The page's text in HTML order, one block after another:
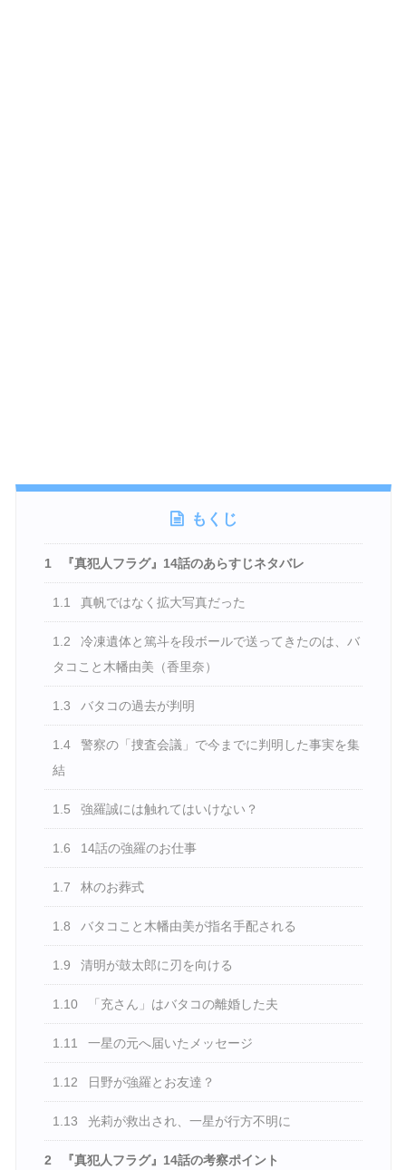
もくじ
1 『真犯人フラグ』14話のあらすじネタバレ
1.1 真帆ではなく拡大写真だった
1.2
冷凍遺体と篤斗を段ボールで送ってきたのは、バ
タコこと木幡由美（香里奈）
1.3 バタコの過去が判明
1.4
警察の「捜査会議」で今までに判明した事実を集
結
1.5 強羅誠には触れてはいけない？
1.6 14話の強羅のお仕事
1.7 林のお葬式
1.8 バタコこと木幡由美が指名手配される
1.9 清明が鼓太郎に刃を向ける
1.10 「充さん」はバタコの離婚した夫
1.11 一星の元へ届いたメッセージ
1.12 日野が強羅とお友達？
1.13 光莉が救出され、一星が行方不明に
2 『真犯人フラグ』14話の考察ポイント